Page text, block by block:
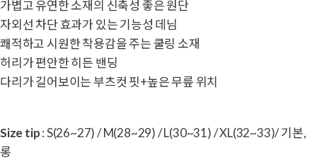
가볍고 유연한 소재의 신축성 좋은 원단
자외선 차단 효과가 있는 기능성 데님
쾌적하고 시원한 착용감을 주는 쿨링 소재
허리가 편안한 히든 밴딩
다리가 길어보이는 부츠컷 핏+높은 무릎 위치
Size tip: S(26~27) / M(28~29) / L(30~31) / XL(32~33)/ 기본,
롱